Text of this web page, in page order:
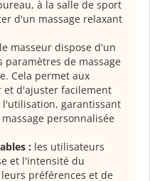
à la salle de sport
d'un massage relaxant
le masseur dispose d'un
paramètres de massage
Cela permet aux
d'ajuster facilement
garantissant
personnalisée
: les utilisateurs
et l'intensité du
préférences et de